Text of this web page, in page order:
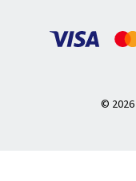
© 2026